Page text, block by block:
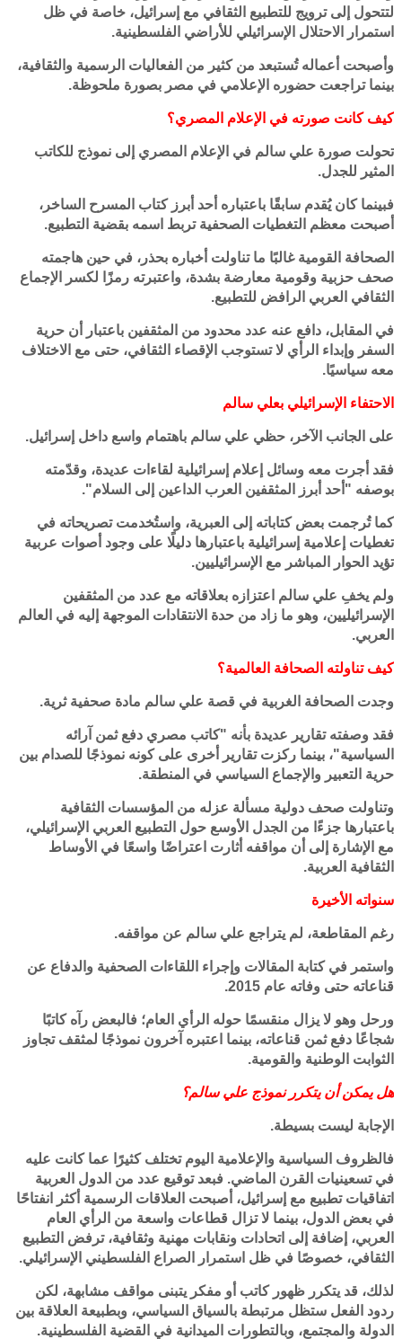
لتتحول إلى ترويج للتطبيع الثقافي مع إسرائيل، خاصة في ظل
استمرار الاحتلال الإسرائيلي للأراضي الفلسطينية.
وأصبحت أعماله تُستبعد من كثير من الفعاليات الرسمية والثقافية،
بينما تراجعت حضوره الإعلامي في مصر بصورة ملحوظة.
كيف كانت صورته في الإعلام المصري؟
تحولت صورة علي سالم في الإعلام المصري إلى نموذج للكاتب
المثير للجدل.
فبينما كان يُقدم سابقًا باعتباره أحد أبرز كتاب المسرح الساخر،
أصبحت معظم التغطيات الصحفية تربط اسمه بقضية التطبيع.
الصحافة القومية غالبًا ما تناولت أخباره بحذر، في حين هاجمته
صحف حزبية وقومية معارضة بشدة، واعتبرته رمزًا لكسر الإجماع
الثقافي العربي الرافض للتطبيع.
في المقابل، دافع عنه عدد محدود من المثقفين باعتبار أن حرية
السفر وإبداء الرأي لا تستوجب الإقصاء الثقافي، حتى مع الاختلاف
معه سياسيًا.
الاحتفاء الإسرائيلي بعلي سالم
على الجانب الآخر، حظي علي سالم باهتمام واسع داخل إسرائيل.
فقد أجرت معه وسائل إعلام إسرائيلية لقاءات عديدة، وقدّمته
بوصفه "أحد أبرز المثقفين العرب الداعين إلى السلام".
كما تُرجمت بعض كتاباته إلى العبرية، واستُخدمت تصريحاته في
تغطيات إعلامية إسرائيلية باعتبارها دليلًا على وجود أصوات عربية
تؤيد الحوار المباشر مع الإسرائيليين.
ولم يخفِ علي سالم اعتزازه بعلاقاته مع عدد من المثقفين
الإسرائيليين، وهو ما زاد من حدة الانتقادات الموجهة إليه في العالم
العربي.
كيف تناولته الصحافة العالمية؟
وجدت الصحافة الغربية في قصة علي سالم مادة صحفية ثرية.
فقد وصفته تقارير عديدة بأنه "كاتب مصري دفع ثمن آرائه
السياسية"، بينما ركزت تقارير أخرى على كونه نموذجًا للصدام بين
حرية التعبير والإجماع السياسي في المنطقة.
وتناولت صحف دولية مسألة عزله من المؤسسات الثقافية
باعتبارها جزءًا من الجدل الأوسع حول التطبيع العربي الإسرائيلي،
مع الإشارة إلى أن مواقفه أثارت اعتراضًا واسعًا في الأوساط
الثقافية العربية.
سنواته الأخيرة
رغم المقاطعة، لم يتراجع علي سالم عن مواقفه.
واستمر في كتابة المقالات وإجراء اللقاءات الصحفية والدفاع عن
قناعاته حتى وفاته عام 2015.
ورحل وهو لا يزال منقسمًا حوله الرأي العام؛ فالبعض رآه كاتبًا
شجاعًا دفع ثمن قناعاته، بينما اعتبره آخرون نموذجًا لمثقف تجاوز
الثوابت الوطنية والقومية.
هل يمكن أن يتكرر نموذج علي سالم؟
الإجابة ليست بسيطة.
فالظروف السياسية والإعلامية اليوم تختلف كثيرًا عما كانت عليه
في تسعينيات القرن الماضي. فبعد توقيع عدد من الدول العربية
اتفاقيات تطبيع مع إسرائيل، أصبحت العلاقات الرسمية أكثر انفتاحًا
في بعض الدول، بينما لا تزال قطاعات واسعة من الرأي العام
العربي، إضافة إلى اتحادات ونقابات مهنية وثقافية، ترفض التطبيع
الثقافي، خصوصًا في ظل استمرار الصراع الفلسطيني الإسرائيلي.
لذلك، قد يتكرر ظهور كاتب أو مفكر يتبنى مواقف مشابهة، لكن
ردود الفعل ستظل مرتبطة بالسياق السياسي، وبطبيعة العلاقة بين
الدولة والمجتمع، وبالتطورات الميدانية في القضية الفلسطينية.